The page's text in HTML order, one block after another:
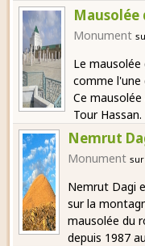
Mausolée
Monument
Le
comme l'une
Ce
Tour Hassan.
Nemrut
Monument sur
Nemrut Dagi
sur la
mausolée du
depuis 1987